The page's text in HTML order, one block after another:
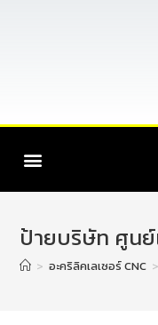
ป้ายบริษัท ศูน
> อะคริลิคเลเซอร์ CNC >